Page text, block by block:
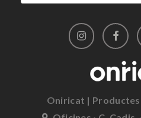
Oniricat |